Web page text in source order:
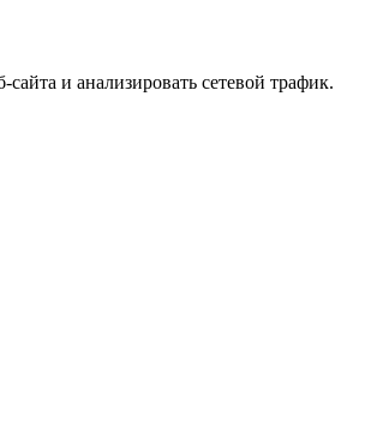
и анализировать сетевой трафик.